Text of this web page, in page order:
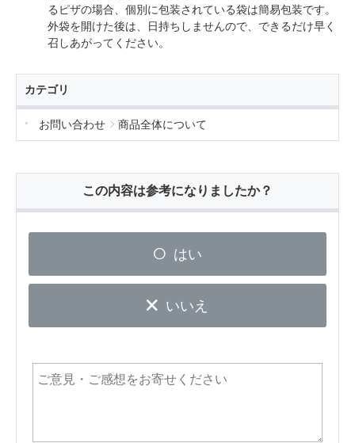
るピザの場合、個別に包装されている袋は簡易包装です。
外袋を開けた後は、日持ちしませんので、できるだけ早く
召しあがってください。
カテゴリ
お問い合わせ 商品全体について
この内容は参考になりましたか？
はい
いいえ